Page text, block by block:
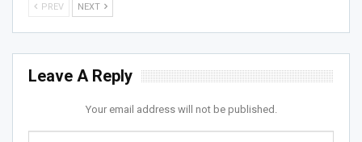
PREV NEXT
Leave A Reply
Your email address will not be published.